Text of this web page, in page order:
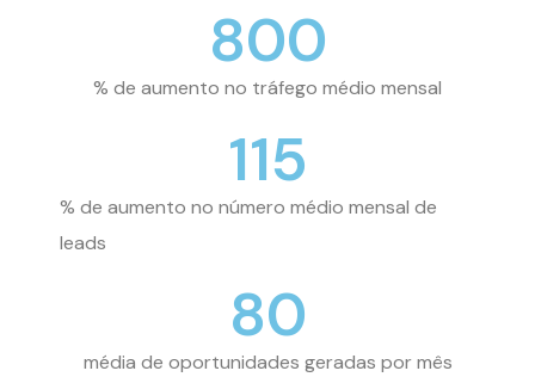
% de aumento no tráfego médio mensal
800
% de aumento no número médio mensal de
leads
115
média de oportunidades geradas por mês
80